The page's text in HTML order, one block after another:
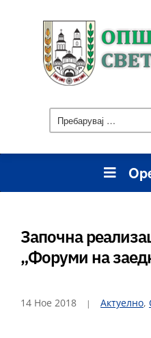
за:
Започна
„Форуми на
14 Ное 2018 Актуелно,